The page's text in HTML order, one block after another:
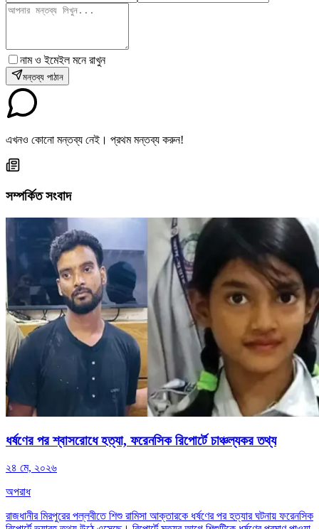
নাম ও ইমেইল মনে রাখুন
মন্তব্য পাঠান
এখনও কোনো মন্তব্য নেই। প্রথম মন্তব্য করুন!
সম্পর্কিত সংবাদ
ধর্ষণের পর শ্বাসরোধে হত্যা, ফরেনসিক রিপোর্টে চাঞ্চল্যকর তথ্য
২৪ মে, ২০২৬
অপরাধ
রাজধানীর মিরপুরের পল্লবীতে শিশু রামিসা আক্তারকে ধর্ষণের পর হত্যার ঘটনায় ফরেনসিক